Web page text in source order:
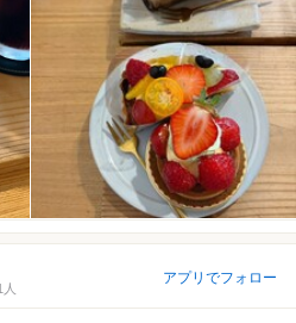
アプリでフォロー